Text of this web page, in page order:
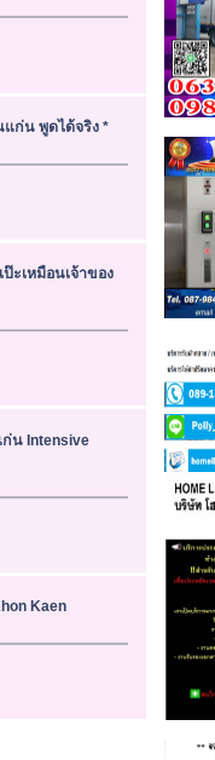
แก่น พูดได้จริง *
ะเหมือนเจ้าของ
น Intensive
Kaen